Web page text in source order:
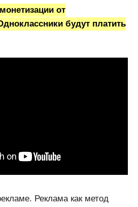
от
будут платить
Реклама как метод